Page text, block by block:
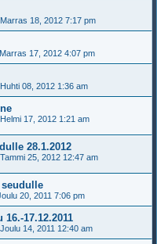
18, 2012 7:17 pm
17, 2012 4:07 pm
08, 2012 1:36 am
17, 2012 1:21 am
28.1.2012
25, 2012 12:47 am
20, 2011 7:06 pm
17.12.2011
14, 2011 12:40 am